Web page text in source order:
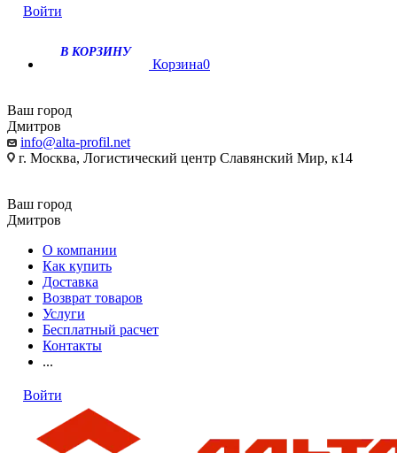
Войти
В КОРЗИНУ
Корзина0
Ваш город
Дмитров
info@alta-profil.net
г. Москва, Логистический центр Славянский Мир, к14
Ваш город
Дмитров
О компании
Как купить
Доставка
Возврат товаров
Услуги
Бесплатный расчет
Контакты
...
Войти